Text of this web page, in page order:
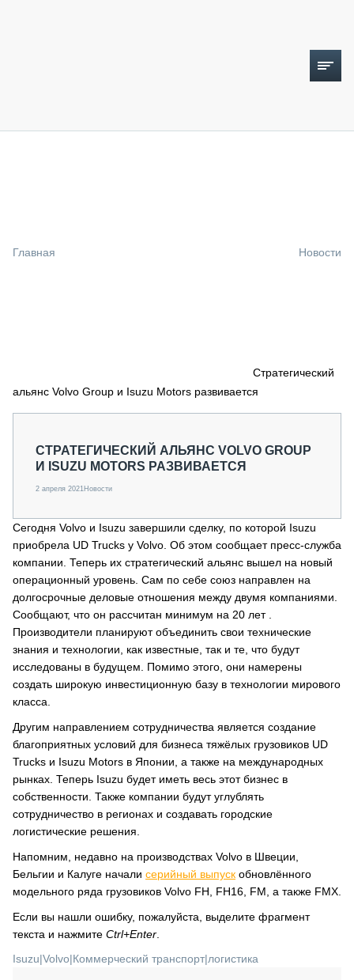
СПЕЦПРОЕКТЫ
О ПРОЕКТЕ
Главная Новости
Стратегический
альянс Volvo Group и Isuzu Motors развивается
СТРАТЕГИЧЕСКИЙ АЛЬЯНС VOLVO GROUP
И ISUZU MOTORS РАЗВИВАЕТСЯ
2 апреля 2021Новости
Сегодня Volvo и Isuzu завершили сделку, по которой Isuzu
приобрела UD Trucks у Volvo. Об этом сообщает пресс-служба
компании. Теперь их стратегический альянс вышел на новый
операционный уровень. Сам по себе союз направлен на
долгосрочные деловые отношения между двумя компаниями.
Сообщают, что он рассчитан минимум на 20 лет .
Производители планируют объединить свои технические
знания и технологии, как известные, так и те, что будут
исследованы в будущем. Помимо этого, они намерены
создать широкую инвестиционную базу в технологии мирового
класса.
Другим направлением сотрудничества является создание
благоприятных условий для бизнеса тяжёлых грузовиков UD
Trucks и Isuzu Motors в Японии, а также на международных
рынках. Теперь Isuzu будет иметь весь этот бизнес в
собственности. Также компании будут углублять
сотрудничество в регионах и создавать городские
логистические решения.
Напомним, недавно на производствах Volvo в Швеции,
Бельгии и Калуге начали серийный выпуск обновлённого
модельного ряда грузовиков Volvo FH, FH16, FM, а также FMX.
Если вы нашли ошибку, пожалуйста, выделите фрагмент
текста и нажмите Ctrl+Enter
Isuzu|Volvo|Коммерческий транспорт|логистика